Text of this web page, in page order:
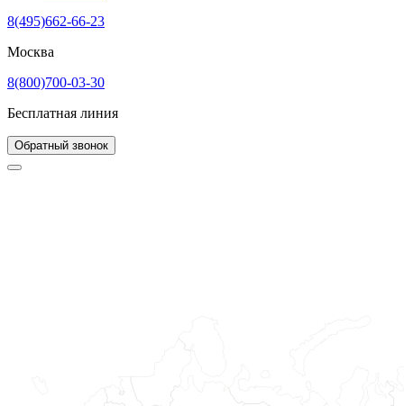
8(495)662-66-23
Москва
8(800)700-03-30
Бесплатная линия
Обратный звонок